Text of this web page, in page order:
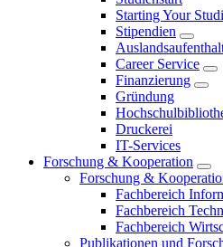
Starting Your
Stipendien
Career Service
Finanzierung
Gründung
Druckerei
IT-Services
Forschung & Kooperation
Forschung &
Fachbereich
Fachbereich
Fachbereich
Publikationen und